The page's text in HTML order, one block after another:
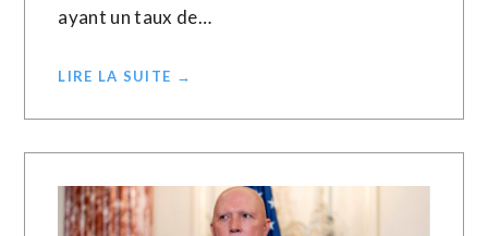
ayant un taux de…
LIRE LA SUITE →